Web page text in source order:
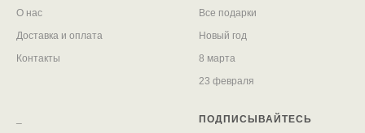
О нас
Доставка и оплата
Контакты
Все подарки
Новый год
8 марта
23 февраля
ПОДПИСЫВАЙТЕСЬ